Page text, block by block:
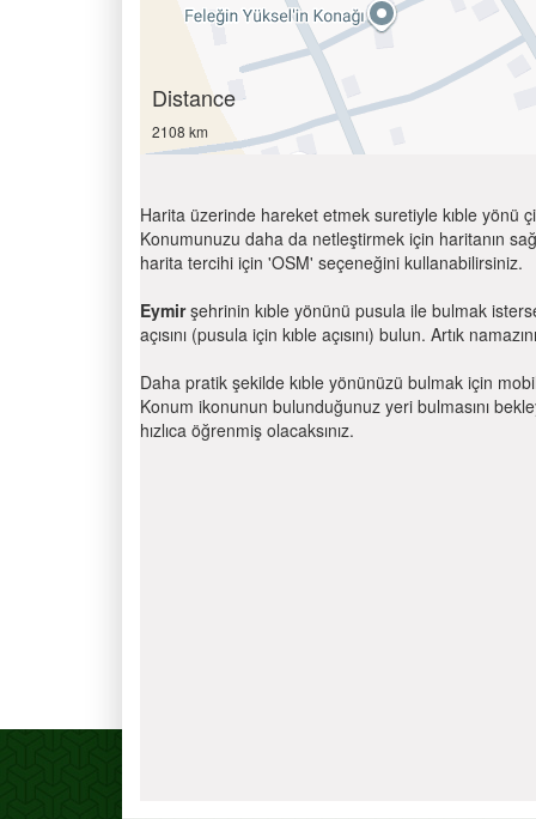
Distance
2108 km
Harita üzerinde hareket etmek suretiyle kıble yönü
Konumunuzu daha da netleştirmek için haritanın
harita tercihi için 'OSM' seçeneğini kullanabilirsiniz.
Eymirşehrinin kıble yönünü pusula ile bulmak
açısını (pusula için kıble açısını) bulun. Artık
Daha pratik şekilde kıble yönünüzü bulmak için
Konum ikonunun bulunduğunuz yeri bulmasını
hızlıca öğrenmiş olacaksınız.